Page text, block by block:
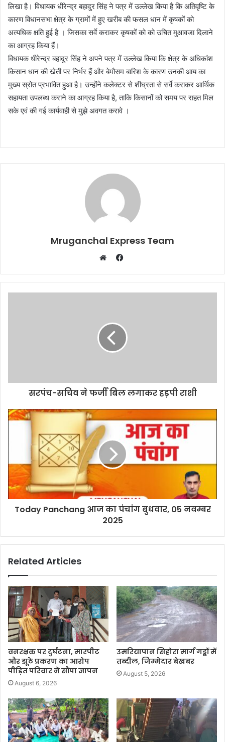
लिखा है। विधायक धीरेन्द्र बहादुर सिंह ने पत्र में उल्लेख किया है कि अतिवृष्टि के
कारण विधानसभा क्षेत्र के ग्रामों में हुए खरीब की फसल धान में कृषकों को
अत्यधिक क्षति हुई है । जिसका सर्वे कराकर कृषकों को को उचित मुआवजा दिलाने
का आग्रह किया हैं।
विधायक धीरेन्द्र बहादुर सिंह ने अपने पत्र में उल्लेख किया कि क्षेत्र के अधिकांश
किसान धान की खेती पर निर्भर हैं और बेमौसम बारिश के कारण उनकी आय का
मुख्य स्रोत प्रभावित हुआ है। उन्होंने कलेक्टर से शीघ्रता से सर्वे कराकर आर्थिक
सहायता उपलब्ध कराने का आग्रह किया है, ताकि किसानों को समय पर राहत मिल
सके एवं की गई कार्यवाही से मुझे अवगत करावे ।
Mruganchal Express Team
Facebook
सरपंच-सचिव ने फर्जी बिल लगाकर हड़पी राशी
Today Panchang आज का पंचांग बुधवार, 05 नवम्बर
2025
Related Articles
वनरक्षक पर दुर्घटना, मारपीट
और झूठे प्रकरण का आरोप
पीड़ित परिवार ने सौंपा ज्ञापन
August 6, 2026
उमरियापान सिहोरा मार्ग गड्ढों में
तब्दील, जिम्मेदार बेखबर
August 5, 2026